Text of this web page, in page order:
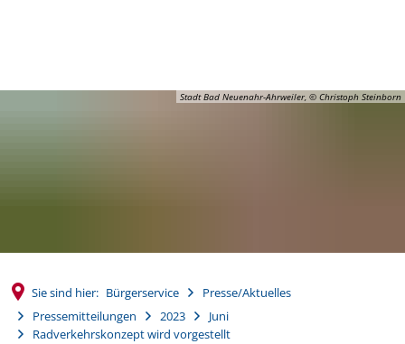
Stadt Bad Neuenahr-Ahrweiler, © Christoph Steinborn
Sie sind hier: Bürgerservice
Presse/Aktuelles
Pressemitteilungen
2023
Juni
Radverkehrskonzept wird vorgestellt